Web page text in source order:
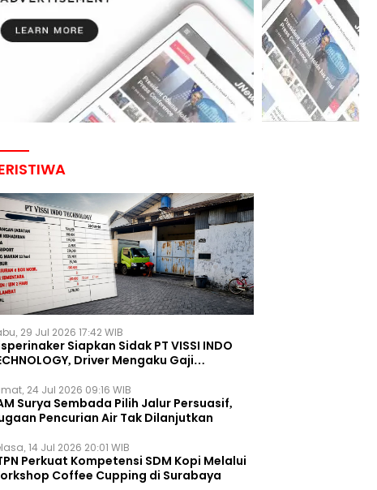
29 Jul 2026 17:42 WIB
Siapkan Sidak PT VISSI INDO
Driver Mengaku Gaji
24 Jul 2026 09:16 WIB
Surya Sembada Pilih Jalur Persuasif,
Pencurian Air Tak Dilanjutkan
14 Jul 2026 20:01 WIB
Perkuat Kompetensi SDM Kopi Melalui
Coffee Cupping di Surabaya